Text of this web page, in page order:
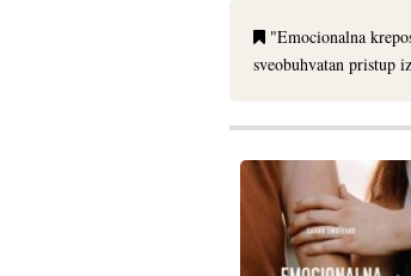
"Emocionalna
sveobuhvatan pristup